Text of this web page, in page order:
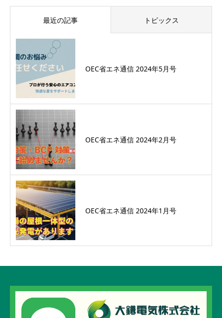
最近の記事 トピックス
OEC省エネ通信 2024年5月号
OEC省エネ通信 2024年2月号
OEC省エネ通信 2024年1月号